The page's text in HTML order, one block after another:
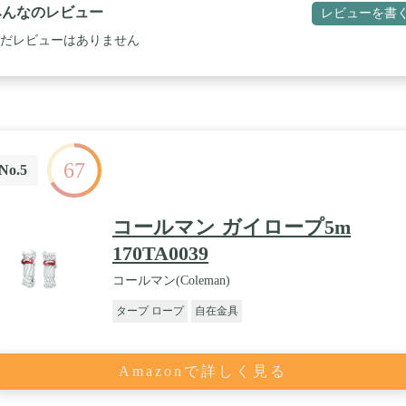
なのレビュー レビューを書
レビューはありません
67
コールマン ガイロープ5m
170TA0039
コールマン(Coleman)
タープ ロープ 自在金具
Amazonで詳しく見る